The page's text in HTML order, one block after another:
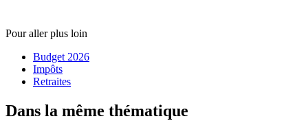
Pour aller plus loin
Budget 2026
Impôts
Retraites
Dans la même thématique